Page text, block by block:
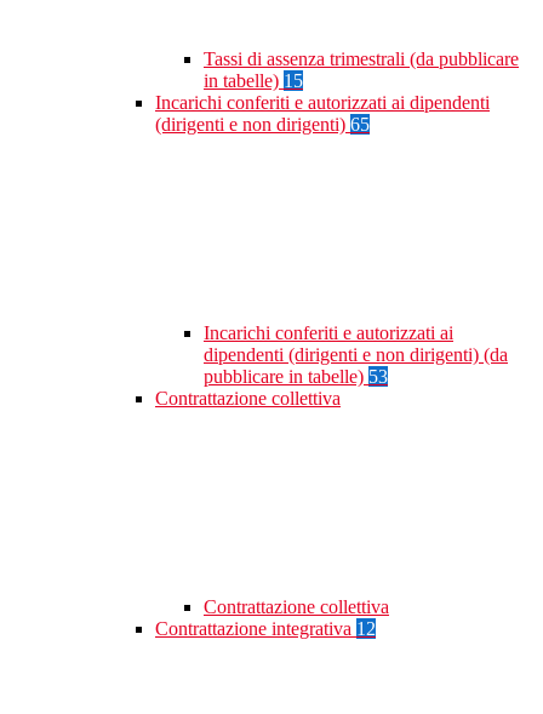
Tassi di assenza trimestrali (da pubblicare
in tabelle) 15
Incarichi conferiti e autorizzati ai dipendenti
(dirigenti e non dirigenti) 65
Incarichi conferiti e autorizzati ai
dipendenti (dirigenti e non dirigenti) (da
pubblicare in tabelle) 53
Contrattazione collettiva
Contrattazione collettiva
Contrattazione integrativa 12